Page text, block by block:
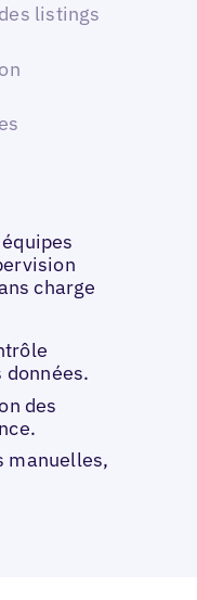
listings
charge
des
manuelles,